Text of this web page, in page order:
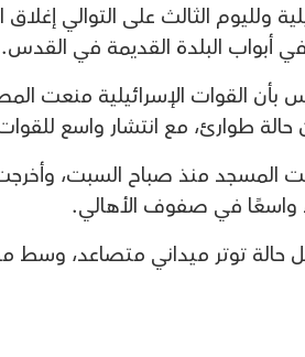
ولليوم الثالث على التوالي
البلدة القديمة في القدس.
القوات الإسرائيلية منعت
طوارئ، مع انتشار واسع
المسجد منذ صباح السبت،
واسعًا في صفوف الأهالي.
حالة توتر ميداني متصاعد، وسط